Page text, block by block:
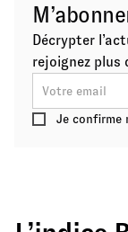
Décrypter
rejoignez plus
Je confirme